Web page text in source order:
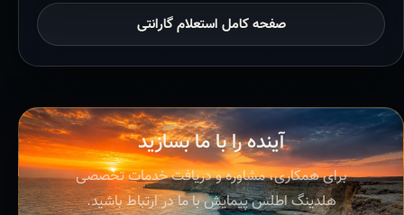
صفحه کامل استعلام گارانتی
آینده را با ما بسازید
برای همکاری، مشاوره و دریافت خدمات تخصصی
هلدینگ اطلس پیمایش با ما در ارتباط باشید.